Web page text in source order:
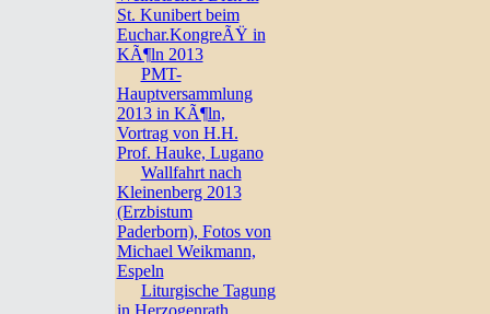
St. Kunibert beim
Euchar.KongreÃŸ in
KÃ¶ln 2013
PMT-
Hauptversammlung
2013 in KÃ¶ln,
Vortrag von H.H.
Prof. Hauke, Lugano
Wallfahrt nach
Kleinenberg 2013
(Erzbistum
Paderborn), Fotos von
Michael Weikmann,
Espeln
Liturgische Tagung
in Herzogenrath